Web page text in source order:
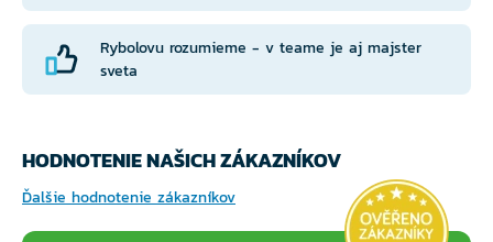
Rybolovu rozumieme - v teame je aj majster
sveta
HODNOTENIE NAŠICH ZÁKAZNÍKOV
Ďalšie hodnotenie zákazníkov